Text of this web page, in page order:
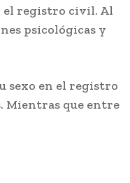
el registro civil. Al
psicológicas y
sexo en el registro
Mientras que entre